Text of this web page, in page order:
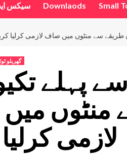
سیکس Downlaods Small
سے منٹوں میں صاف لازمی کرلیا
گھریلو
پہلے
منٹوں
لازمی